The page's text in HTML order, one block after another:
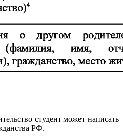
студент может написать
РФ.